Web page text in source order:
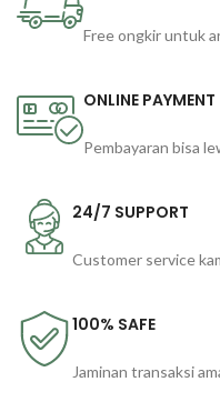
Free ongkir untuk
ONLINE PAYMENT
Pembayaran bisa
24/7 SUPPORT
Customer service
100% SAFE
Jaminan transaksi